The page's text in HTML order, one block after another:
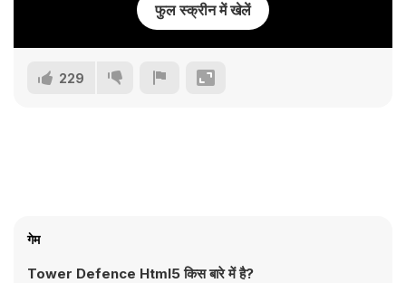
फुल स्क्रीन में खेलें
229
गेम
Tower Defence Html5 किस बारे में है?